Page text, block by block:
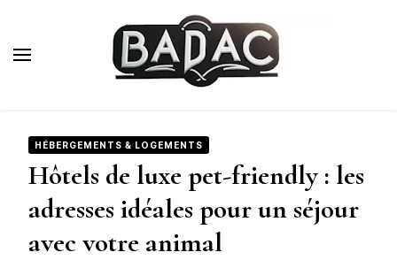
HÉBERGEMENTS & LOGEMENTS
Hôtels de luxe pet-friendly : les
adresses idéales pour un séjour
avec votre animal